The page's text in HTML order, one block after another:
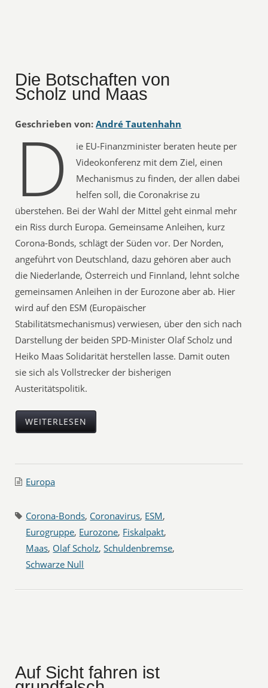
Die Botschaften von
Scholz und Maas
Geschrieben von: André Tautenhahn
D
ie EU-Finanzminister beraten heute per
Videokonferenz mit dem Ziel, einen
Mechanismus zu finden, der allen dabei
helfen soll, die Coronakrise zu
überstehen. Bei der Wahl der Mittel geht einmal mehr
ein Riss durch Europa. Gemeinsame Anleihen, kurz
Corona-Bonds, schlägt der Süden vor. Der Norden,
angeführt von Deutschland, dazu gehören aber auch
die Niederlande, Österreich und Finnland, lehnt solche
gemeinsamen Anleihen in der Eurozone aber ab. Hier
wird auf den ESM (Europäischer
Stabilitätsmechanismus) verwiesen, über den sich nach
Darstellung der beiden SPD-Minister Olaf Scholz und
Heiko Maas Solidarität herstellen lasse. Damit outen
sie sich als Vollstrecker der bisherigen
Austeritätspolitik.
WEITERLESEN
Europa
Corona-Bonds, Coronavirus, ESM,
Eurogruppe, Eurozone, Fiskalpakt,
Maas, Olaf Scholz,Schuldenbremse,
Schwarze Null
Auf Sicht fahren ist